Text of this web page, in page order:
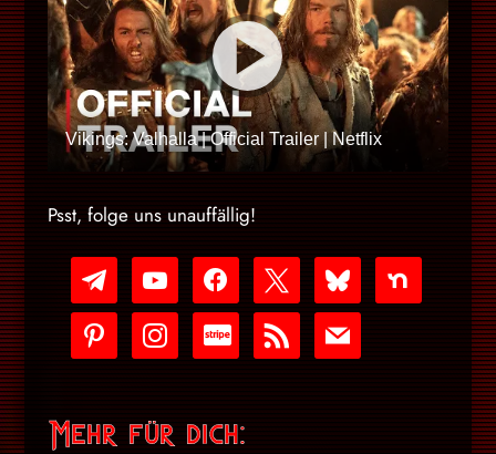
Vikings: Valhalla | Official Trailer | Netflix
Psst, folge uns unauffällig!
telegram
youtube-
play
facebook bluesky nextdoor
pinterest instagramcc-
stripe
rss mail
Mehr für dich: